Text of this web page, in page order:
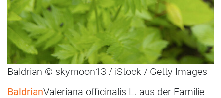
Baldrian © skymoon13 / iStock / Getty Images
BaldrianValeriana officinalis L. aus der Familie